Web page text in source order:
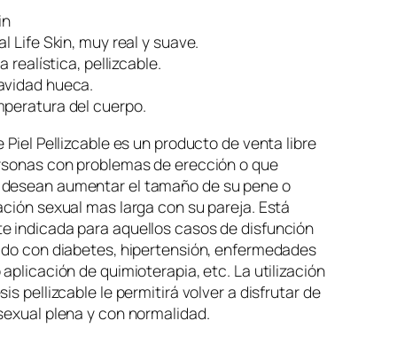
Life Skin, muy real y suave.
realística, pellizcable.
hueca.
del cuerpo.
Piel Pellizcable es un producto de venta libre
con problemas de erección o que
aumentar el tamaño de su pene o
sexual mas larga con su pareja. Está
indicada para aquellos casos de disfunción
con diabetes, hipertensión, enfermedades
de quimioterapia, etc. La utilización
pellizcable le permitirá volver a disfrutar de
plena y con normalidad.